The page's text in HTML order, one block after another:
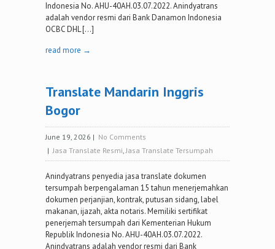
Indonesia No. AHU-40AH.03.07.2022. Anindyatrans
adalah vendor resmi dari Bank Danamon Indonesia
OCBC DHL […]
read more →
Translate Mandarin Inggris
Bogor
June 19, 2026 | No Comments
|Jasa Translate Resmi,Jasa Translate Tersumpah
Anindyatrans penyedia jasa translate dokumen
tersumpah berpengalaman 15 tahun menerjemahkan
dokumen perjanjian, kontrak, putusan sidang, label
makanan, ijazah, akta notaris. Memiliki sertifikat
penerjemah tersumpah dari Kementerian Hukum
Republik Indonesia No. AHU-40AH.03.07.2022.
Anindyatrans adalah vendor resmi dari Bank